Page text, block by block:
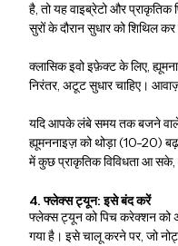
है, तो यह वाइब्रेटो और
सुरों के दौरान सुधार को शिथिल
क्लासिक इवो इफ़ेक्ट के लिए,
निरंतर, अटूट सुधार चाहिए।
यदि आपके लंबे समय तक बजने वाले
ह्यूमननाइज़ को थोड़ा (10-20)
में कुछ प्राकृतिक विविधता आ सके,
4. फ्लेक्स ट्यून: इसे बंद करें
फ्लेक्स ट्यून को पिच करेक्शन को
गया है। इसे चालू करने पर, जो